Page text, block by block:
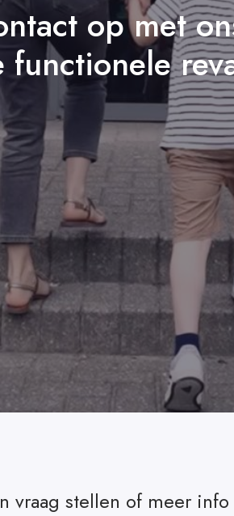
op met
functionele
vraag stellen of meer